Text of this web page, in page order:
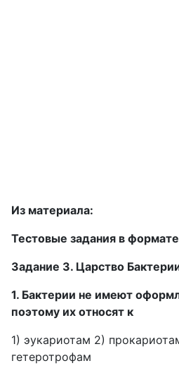
Из материала:
Тестовые задания в
Задание 3. Царство
1. Бактерии не имеют
поэтому их относят к
1) эукариотам 2)
гетеротрофам